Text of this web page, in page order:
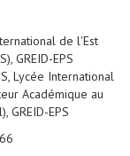
de l'Est
GREID-EPS
Lycée International
Académique au
GREID-EPS